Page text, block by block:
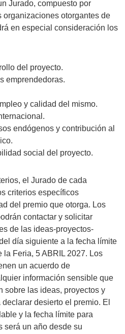
Jurado, compuesto por
organizaciones otorgantes de
en especial consideración los
del proyecto.
emprendedoras.
y calidad del mismo.
endógenos y contribución al
social del proyecto.
el Jurado de cada
criterios específicos
del premio que otorga. Los
contactar y solicitar
de las ideas-proyectos-
día siguiente a la fecha límite
Feria, 5 ABRIL 2027. Los
un acuerdo de
información sensible que
sobre las ideas, proyectos y
desierto el premio. El
y la fecha límite para
será un año desde su